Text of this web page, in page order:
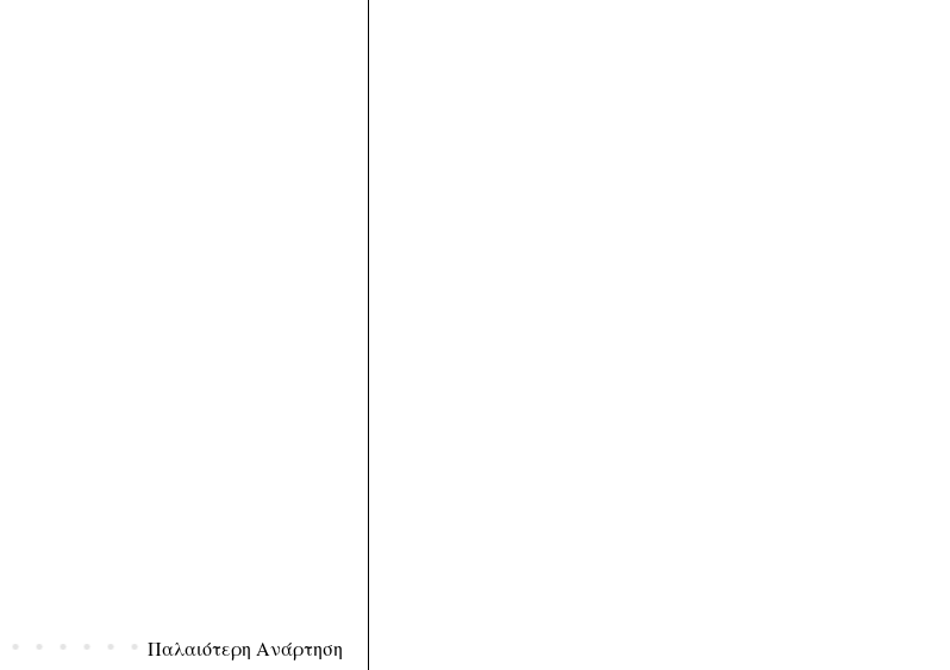
Παλαιότερη Ανάρτηση